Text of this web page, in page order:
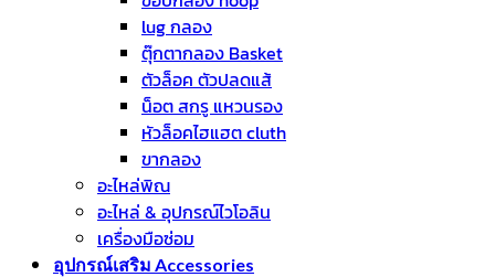
lug กลอง
ตุ๊กตากลอง Basket
ตัวล็อค ตัวปลดแส้
น็อต สกรู แหวนรอง
หัวล็อคไฮแฮต cluth
ขากลอง
อะไหล่พิณ
อะไหล่ & อุปกรณ์ไวโอลิน
เครื่องมือซ่อม
อุปกรณ์เสริม Accessories